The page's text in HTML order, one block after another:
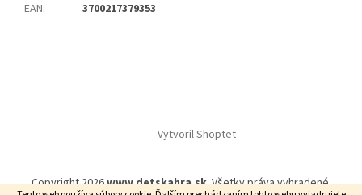
EAN: 3700217379353
Vytvoril Shoptet
Copyright 2026www.detskahra.sk. Všetky práva vyhradené.